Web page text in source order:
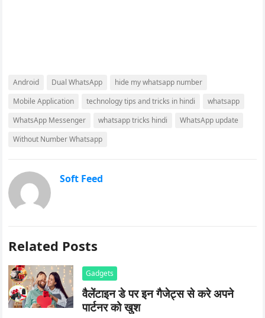
Android Dual WhatsApp
hide my whatsapp number
Mobile Application
technology tips and tricks in hindi
whatsapp
WhatsApp Messenger
whatsapp tricks hindi
WhatsApp update
Without Number Whatsapp
Soft Feed
Related Posts
Gadgets
वैलेंटाइन डे पर इन गैजेट्स से करे अपने
पार्टनर को खुश